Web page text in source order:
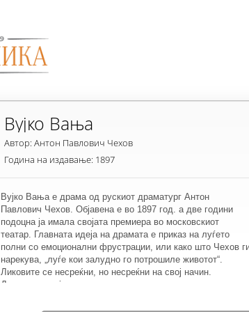
Вујко Вања
Автор: Антон Павлович Чехов
Година на издавање: 1897
Вујко Вања е драма од рускиот драматург Антон
Павлович Чехов. Објавена е во 1897 год. а две години
подоцна ја имала својата премиера во московскиот
театар. Главната идеја на драмата е приказ на луѓето
полни со емоционални фрустрации, или како што Чехов
нарекува, „луѓе кои залудно го потрошиле животот“.
Ликовите се несреќни, но несреќни на свој начин.
Драмското дејство не е класично развиено, туку е одраз
Низ делото постојано провејува необјасниво чувство на